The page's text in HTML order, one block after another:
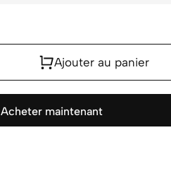
Ajouter au panier
Acheter maintenant